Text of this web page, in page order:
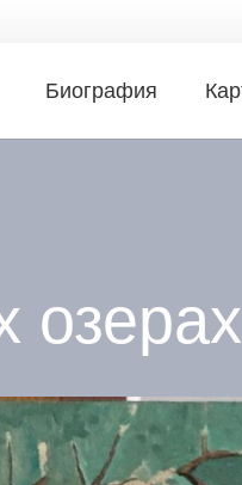
Биография